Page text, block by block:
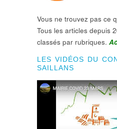
Vous ne trouvez pas ce
Tous les articles depuis
classés par rubriques.
LES VIDÉOS DU
SAILLANS